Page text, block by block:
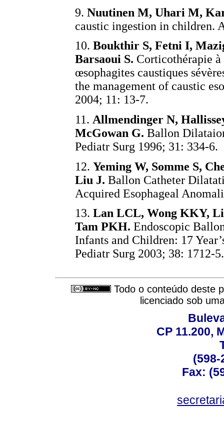
9. Nuutinen M, Uhari M,
caustic ingestion in children.
10. Boukthir S, Fetni I,
Barsaoui S. Corticothérapie à
œsophagites caustiques
the management of caustic
2004; 11: 13-7.
11. Allmendinger N,
McGowan G. Ballon
Pediatr Surg 1996; 31: 334-6.
12. Yeming W, Somme S,
Liu J. Ballon Catheter
Acquired Esophageal
13. Lan LCL, Wong KKY,
Tam PKH. Endoscopic
Infants and Children: 17
Pediatr Surg 2003; 38: 1712-5.
Todo o conteúdo deste
licenciado sob
CP 11.200,
(598-
Fax: